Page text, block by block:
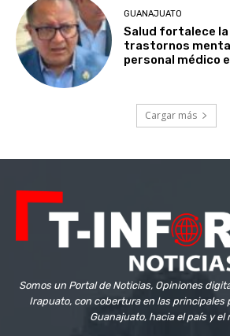
GUANAJUATO
Salud fortalece
trastornos
personal médico
Cargar más
Somos un Portal de Noticias, Opiniones
Irapuato, con cobertura en las principales
Guanajuato, hacia el país y el